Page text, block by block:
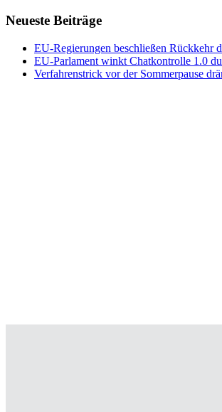
Neueste Beiträge
EU-Regierungen beschließen Rückkehr
EU-Parlament winkt Chatkontrolle 1.0
Verfahrenstrick vor der Sommerpause